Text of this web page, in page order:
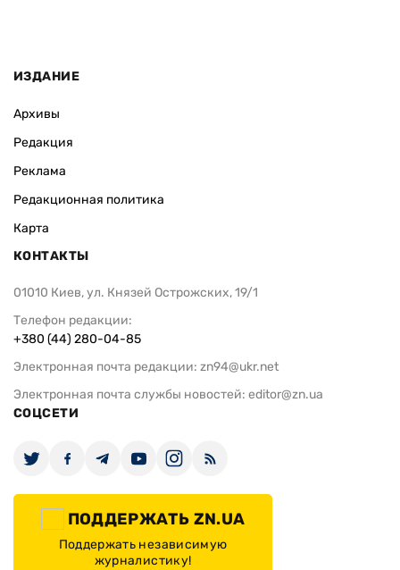
ИЗДАНИЕ
Архивы
Редакция
Реклама
Редакционная политика
Карта
КОНТАКТЫ
01010 Киев, ул. Князей Острожских, 19/1
Телефон редакции:
+380 (44) 280-04-85
Электронная почта редакции: zn94@ukr.net
Электронная почта службы новостей: editor@zn.ua
СОЦСЕТИ
ПОДДЕРЖАТЬ ZN.UA
Поддержать независимую
журналистику!